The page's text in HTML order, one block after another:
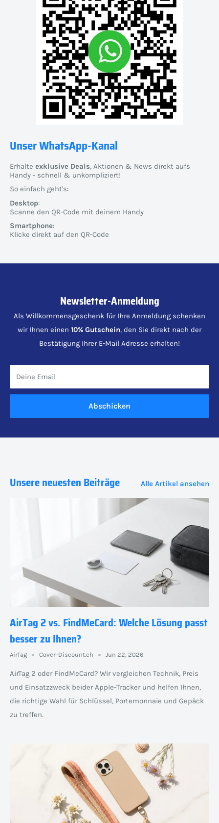
Unser WhatsApp-Kanal
Erhalte exklusive Deals, Aktionen & News direkt aufs
Handy - schnell & unkompliziert!
So einfach geht's:
Desktop:
Scanne den QR-Code mit deinem Handy
Smartphone:
Klicke direkt auf den QR-Code
Newsletter-Anmeldung
Als Willkommensgeschenk für Ihre Anmeldung schenken
wir Ihnen einen 10% Gutschein, den Sie direkt nach der
Bestätigung Ihrer E-Mail Adresse erhalten!
Deine Email
Abschicken
Unsere neuesten Beiträge Alle Artikel ansehen
AirTag 2 vs. FindMeCard: Welche Lösung passt
besser zu Ihnen?
AirTag Cover-Discount.ch Jun 22, 2026
AirTag 2 oder FindMeCard? Wir vergleichen Technik, Preis
und Einsatzzweck beider Apple-Tracker und helfen Ihnen,
die richtige Wahl für Schlüssel, Portemonnaie und Gepäck
zu treffen.